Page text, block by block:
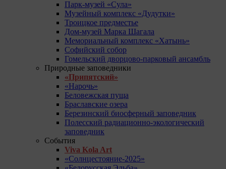
Парк-музей «Сула»
Музейный комплекс «Дудутки»
Троицкое предместье
Дом-музей Марка Шагала
Мемориальный комплекс «Хатынь»
Софийский собор
Гомельский дворцово-парковый ансамбль
Природные заповедники
«Припятский»
«Нарочь»
Беловежская пуща
Браславские озера
Березинский биосферный заповедник
Полесский радиационно-экологический
заповедник
События
Viva Kola Art
«Солнцестояние-2025»